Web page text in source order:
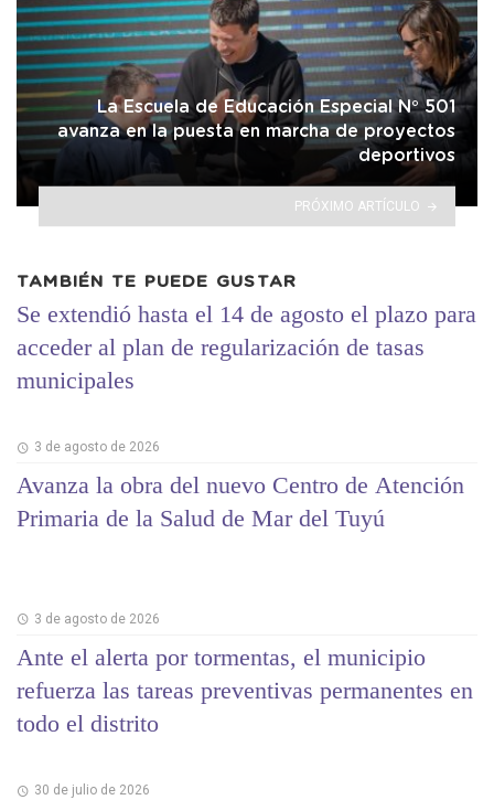
La Escuela de Educación Especial N° 501
avanza en la puesta en marcha de proyectos
deportivos
PRÓXIMO ARTÍCULO
TAMBIÉN TE PUEDE GUSTAR
Se extendió hasta el 14 de agosto el plazo para
acceder al plan de regularización de tasas
municipales
3 de agosto de 2026
Avanza la obra del nuevo Centro de Atención
Primaria de la Salud de Mar del Tuyú
3 de agosto de 2026
Ante el alerta por tormentas, el municipio
refuerza las tareas preventivas permanentes en
todo el distrito
30 de julio de 2026